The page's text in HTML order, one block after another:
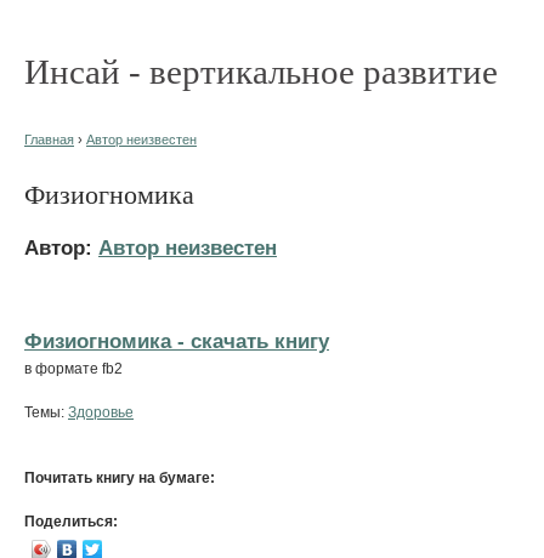
Инсай - вертикальное развитие
Главная › Автор неизвестен
Физиогномика
Автор: Автор неизвестен
Физиогномика - cкачать книгу
в формате fb2
Темы: Здоровье
Почитать книгу на бумаге:
Поделиться: